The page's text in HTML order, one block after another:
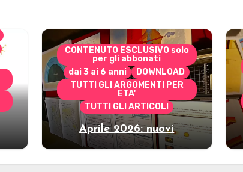
CONTENUTO ESCLUSIVO solo
per gli abbonati
dai 3 ai 6 anni
DOWNLOAD
TUTTI GLI ARGOMENTI PER
ETA'
TUTTI GLI ARTICOLI
Aprile 2026: nuovi
materiali stampabili per